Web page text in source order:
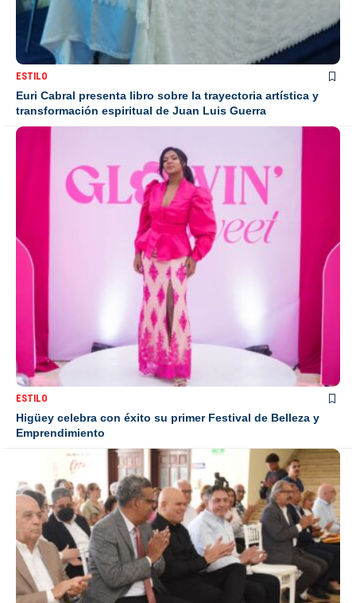
ESTILO
Euri Cabral presenta libro sobre la trayectoria artística y
transformación espiritual de Juan Luis Guerra
ESTILO
Higüey celebra con éxito su primer Festival de Belleza y
Emprendimiento